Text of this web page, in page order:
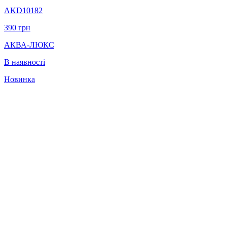
AKD10182
390 грн
АКВА-ЛЮКС
В наявності
Новинка